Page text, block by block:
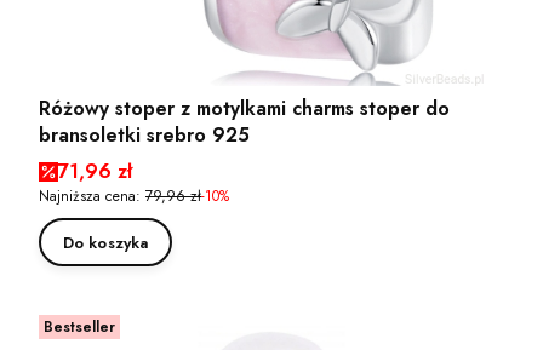
Różowy stoper z motylkami charms stoper do
bransoletki srebro 925
Cena promocyjna
71,96 zł
Najniższa cena: 79,96 zł-10%
Do koszyka
Bestseller